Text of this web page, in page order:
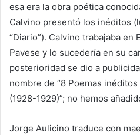
esa era la obra poética
Calvino presentó los inéditos
“Diario”). Calvino trabajaba en
Pavese y lo sucedería en su
posterioridad se dio a
nombre de “8 Poemas
(1928-1929)”; no hemos
Jorge Aulicino traduce con